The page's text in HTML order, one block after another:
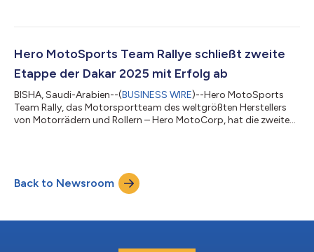
härtesten Rallye der Welt gestärkt. Das Team belegte in der
verzeichnete damit seine zweitbeste Dakar-Performance seit
neun Jahren, nachdem es beim härtesten R...
Hero MotoSports Team Rallye schließt zweite
Etappe der Dakar 2025 mit Erfolg ab
BISHA, Saudi-Arabien--(BUSINESS WIRE)--Hero MotoSports
Team Rally, das Motorsportteam des weltgrößten Herstellers
von Motorrädern und Rollern – Hero MotoCorp, hat die zweite
botswanische Hero Ross Branch lieferte eine beeindruckende
Leistung ab und beendete die Etappe mit der fünftbesten Zeit.
Auch sein Teamkollege Nacho...
Back to Newsroom